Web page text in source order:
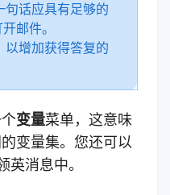
句话应具有足够的
邮件。
以增加获得答复的
变量菜单，这意味
变量集。您还可以
消息中。